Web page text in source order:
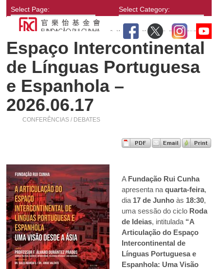
Select Page: Select Category:
Espaço Intercontinental
de Línguas Portuguesa
e Espanhola –
2026.06.17
CONFERÊNCIAS / DEBATES
A Fundação Rui Cunha
apresenta na quarta-feira,
dia 17 de Junhoàs 18:30,
uma sessão do ciclo Roda
de Ideias, intitulada “A
Articulação do Espaço
Intercontinental de
Línguas Portuguesa e
Espanhola: Uma Visão